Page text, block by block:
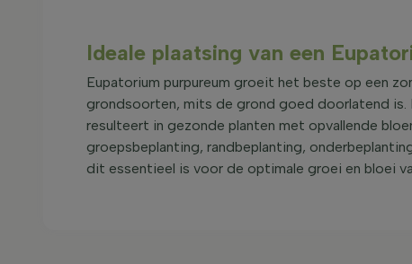
Ideale plaatsing van een
Eupatorium purpureum groeit het beste op een
grondsoorten, mits de grond goed doorlatend is.
resulteert in gezonde planten met opvallende
groepsbeplanting, randbeplanting,
dit essentieel is voor de optimale groei en bloei